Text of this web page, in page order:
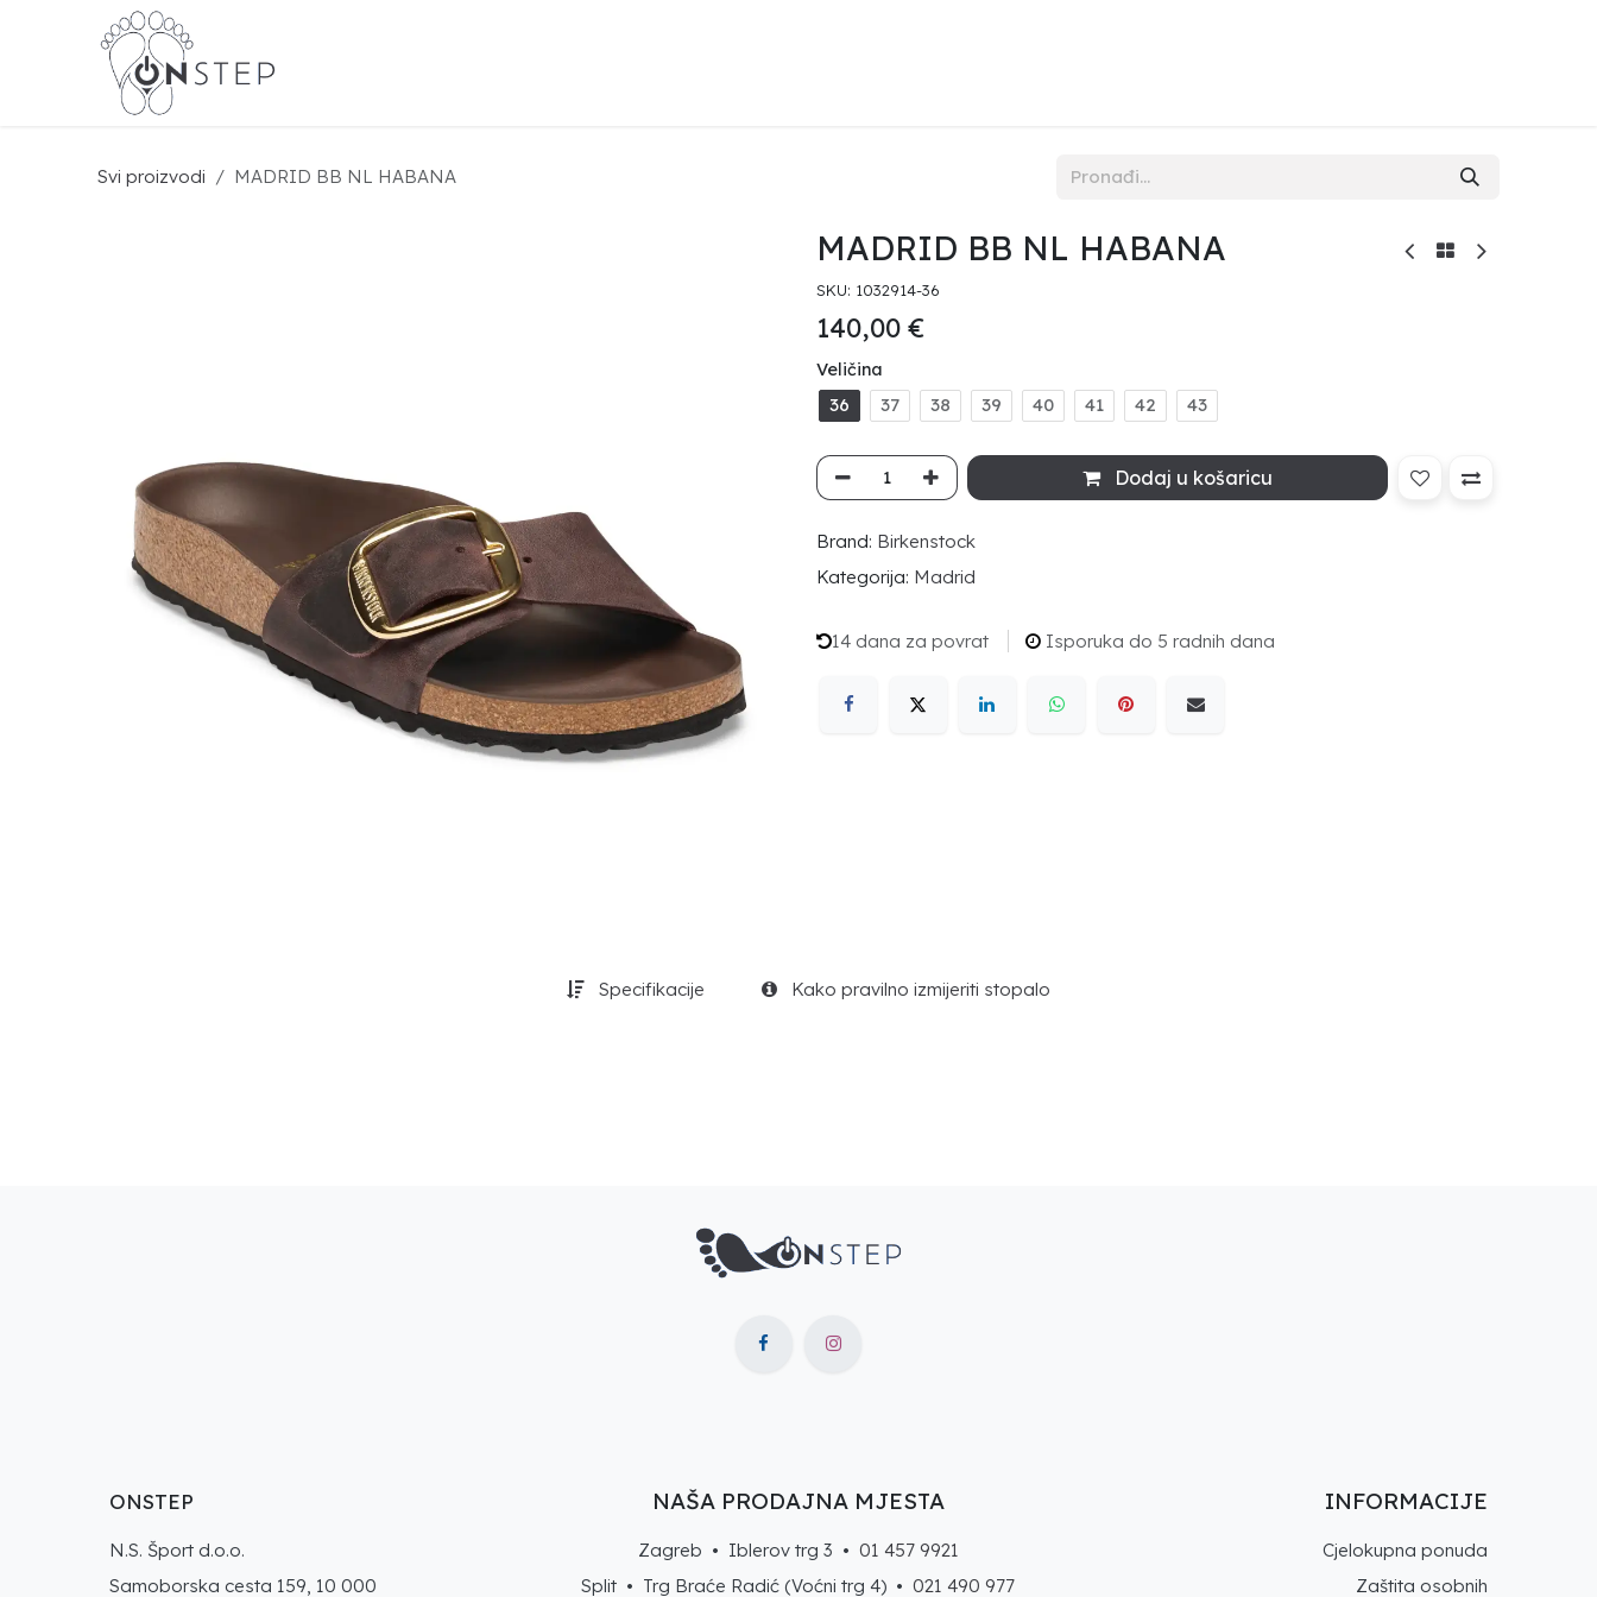
Preskoči na sadržaj
Svi proizvodi MADRID BB NL HABANA
MADRID BB NL HABANA
SKU: 1032914-36
140,00 €
Veličina
36 37 38 39 40 41 42 43
Dodaj u košaricu
Brand: Birkenstock
Kategorija: Madrid
14 dana za povrat Isporuka do 5 radnih dana
Specifikacije Kako pravilno izmijeriti stopalo
ONSTEP
N.S. Šport d.o.o.
Samoborska cesta 159, 10 000
INFORMACIJE
Cjelokupna ponuda
Zaštita osobnih
NAŠA PRODAJNA MJESTA
Zagreb • Iblerov trg 3 • 01 457 9921
Split • Trg Braće Radić (Voćni trg 4) •021 490 977